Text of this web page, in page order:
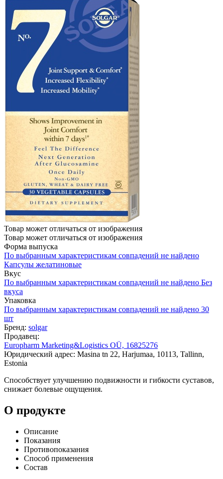
Товар может отличаться от изображения
Товар может отличаться от изображения
Форма выпуска
По выбранным характеристикам совпадений не найдено
Капсулы желатиновые
Вкус
По выбранным характеристикам совпадений не найдено Без
вкуса
Упаковка
По выбранным характеристикам совпадений не найдено 30
шт
Бренд: solgar
Продавец:
Europharm Marketing&Logistics OÜ, 16825276
Юридический адрес: Masina tn 22, Harjumaa, 10113, Tallinn,
Estonia
Способствует улучшению подвижности и гибкости суставов,
снижает болевые ощущения.
О продукте
Описание
Показания
Противопоказания
Способ применения
Состав